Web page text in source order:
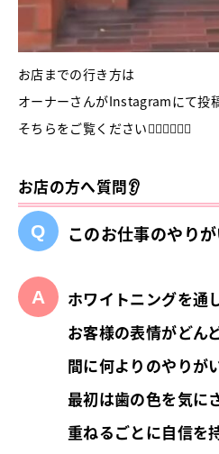
お店までの行き方は
オーナーさんがInstagramにて投
そちらをご覧ください🚶🏻‍♀️🚶🏻‍♂️
お店の方へ質問👂
このお仕事のやり
ホワイトニングを通し
お客様の表情がどん
間に何よりのやりが
最初は歯の色を気に
重ねるごとに自信を